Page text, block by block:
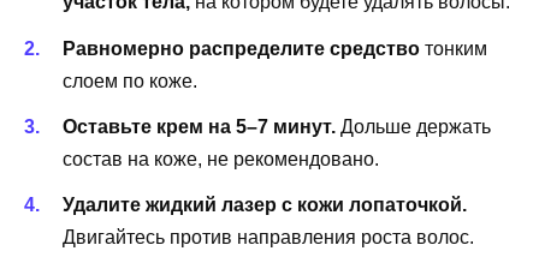
Равномерно распределите средство тонким
слоем по коже.
Оставьте крем на 5–7 минут. Дольше держать
состав на коже, не рекомендовано.
Удалите жидкий лазер с кожи лопаточкой.
Двигайтесь против направления роста волос.